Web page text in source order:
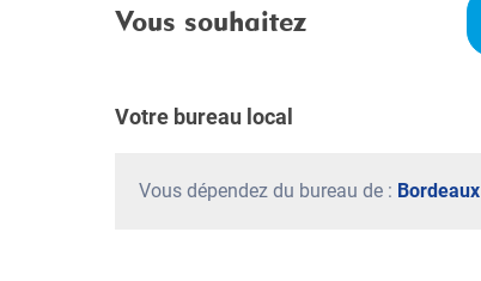
Vous souhaitez
Votre bureau local
Vous dépendez du bureau de : Bordeaux